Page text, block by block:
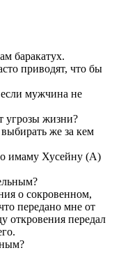
баракатух.
приводят, что бы
мужчина не
угрозы жизни?
же за кем
имаму Хусейну (А)
о сокровенном,
передано мне от
откровения передал